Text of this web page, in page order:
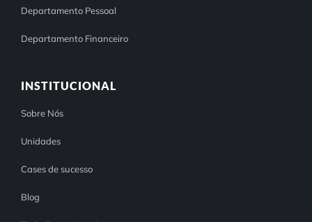
Departamento Pessoal
Departamento Financeiro
INSTITUCIONAL
Sobre Nós
Unidades
Cases de sucesso
Blog